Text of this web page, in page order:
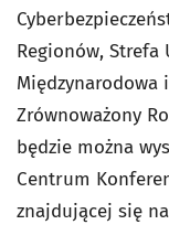
Regionów, Strefa
Międzynarodowa
Zrównoważony
będzie można
Centrum
znajdującej się